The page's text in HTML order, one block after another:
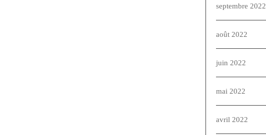
septembre 2022
août 2022
juin 2022
mai 2022
avril 2022